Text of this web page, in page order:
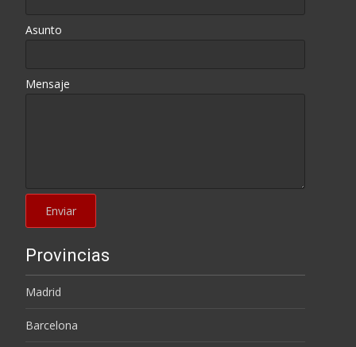
Asunto
Mensaje
Provincias
Madrid
Barcelona